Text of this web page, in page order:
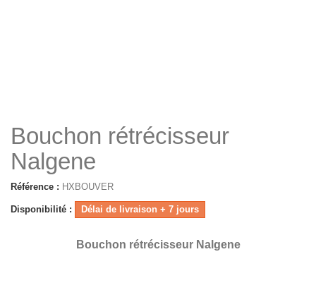
Bouchon rétrécisseur
Nalgene
Référence : HXBOUVER
Disponibilité : Délai de livraison + 7 jours
Bouchon rétrécisseur Nalgene